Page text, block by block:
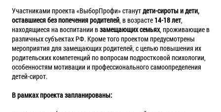
Участниками проекта «ВыборПрофи» станутдети-сироты и дети,
оставшиеся без попечения родителей, в возрасте 14-18 лет,
находящиеся на воспитании взамещающих семьях, проживающие в
различных субъектах РФ. Кроме того проектом предусмотрены
мероприятия для замещающих родителей, с целью повышения их
родительских компетенций по вопросам подростковой психологии,
особенностям мотивации и профессионального самоопределения
детей-сирот.
В рамках проекта запланированы: